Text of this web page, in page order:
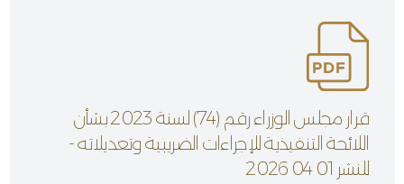
قرار مجلس الوزراء رقم (74) لسنة 2023 بشأن
اللائحة التنفيذية للإجراءات الضريبية وتعديلاته -
للنشر 01 04 2026